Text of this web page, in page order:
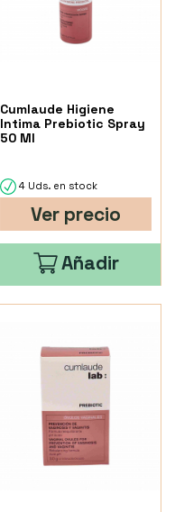
Cumlaude Higiene
Intima Prebiotic Spray
50 Ml
4 Uds. en stock
Ver precio
Añadir